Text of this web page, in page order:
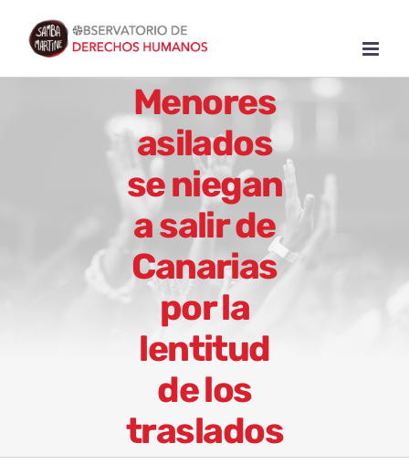
Menores
asilados
se niegan
a salir de
Canarias
por la
lentitud
de los
traslados